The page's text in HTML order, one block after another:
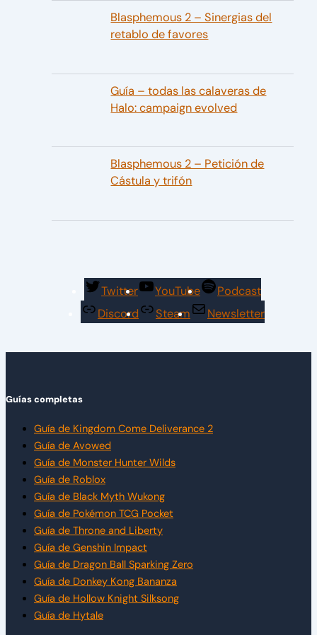
Blasphemous 2 – Sinergias del
retablo de favores
Guía – todas las calaveras de
Halo: campaign evolved
Blasphemous 2 – Petición de
Cástula y trifón
Twitter YouTube
Podcast
Discord
Steam Newsletter
Guías completas
Guía de Kingdom Come Deliverance 2
Guía de Avowed
Guía de Monster Hunter Wilds
Guía de Roblox
Guía de Black Myth Wukong
Guía de Pokémon TCG Pocket
Guía de Throne and Liberty
Guía de Genshin Impact
Guía de Dragon Ball Sparking Zero
Guía de Donkey Kong Bananza
Guía de Hollow Knight Silksong
Guía de Hytale